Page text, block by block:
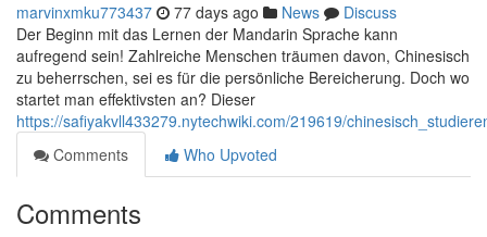
marvinxmku773437 77 days ago News
Discuss
Der Beginn mit das Lernen der Mandarin Sprache kann
aufregend sein! Zahlreiche Menschen träumen davon, Chinesisch
zu beherrschen, sei es für die persönliche Bereicherung. Doch wo
startet man effektivsten an? Dieser
https://safiyakvll433279.nytechwiki.com/219619/
Comments
Who Upvoted
Comments